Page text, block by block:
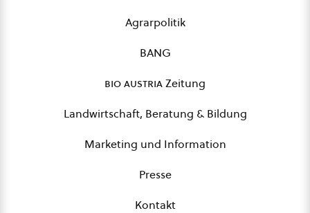
Agrarpolitik
BANG
bio austriaZeitung
Landwirtschaft, Beratung & Bildung
Marketing und Information
Presse
Kontakt